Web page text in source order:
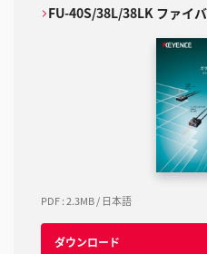
FU-40S/38L/38LK ファイ
PDF:2.3MB/ 日本語
ダウンロード